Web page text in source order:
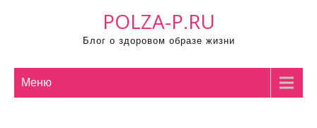
POLZA-P.RU
Блог о здоровом образе жизни
Меню